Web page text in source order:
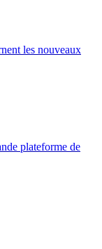
les nouveaux
plateforme de